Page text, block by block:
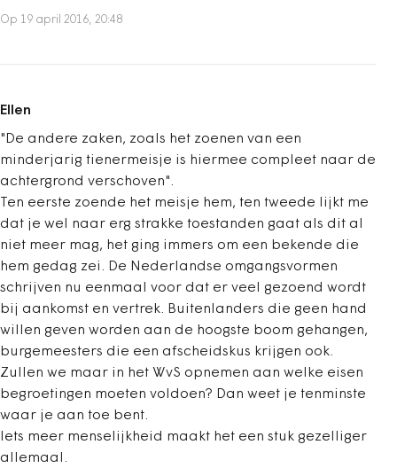
Op 19 april 2016, 20:48
Ellen
"De andere zaken, zoals het zoenen van een
minderjarig tienermeisje is hiermee compleet naar de
achtergrond verschoven".
Ten eerste zoende het meisje hem, ten tweede lijkt me
dat je wel naar erg strakke toestanden gaat als dit al
niet meer mag, het ging immers om een bekende die
hem gedag zei. De Nederlandse omgangsvormen
schrijven nu eenmaal voor dat er veel gezoend wordt
bij aankomst en vertrek. Buitenlanders die geen hand
willen geven worden aan de hoogste boom gehangen,
burgemeesters die een afscheidskus krijgen ook.
Zullen we maar in het WvS opnemen aan welke eisen
begroetingen moeten voldoen? Dan weet je tenminste
waar je aan toe bent.
Iets meer menselijkheid maakt het een stuk gezelliger
allemaal.